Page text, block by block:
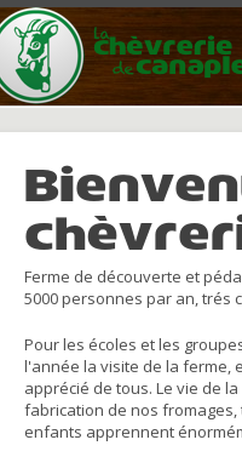
Ferme de découverte et
5000 personnes par an, trés
Pour les écoles et les
l'année la visite de la ferme,
apprécié de tous. Le vie de
fabrication de nos
enfants apprennent